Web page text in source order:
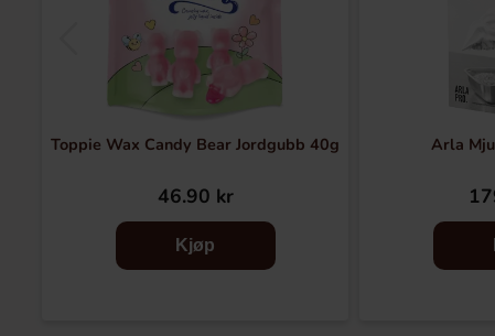
Toppie Wax Candy Bear Jordgubb 40g
46.90 kr
Kjøp
Arla